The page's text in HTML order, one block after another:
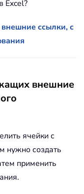
Excel?
ссылки, с
внешние
ячейки с
нужно создать
применить